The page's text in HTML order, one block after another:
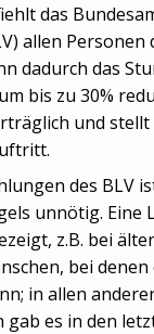
das
allen
dadurch das
bis zu 30%
und
des BLV
unnötig.
z.B. bei
bei
in allen
es in den